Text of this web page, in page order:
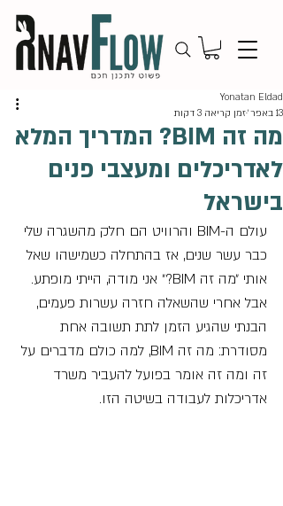
מה זה BIM? המדריך המלא
לאדריכלים ומעצבי פנים
בישראל
Yonatan Eldad
13 באפר׳
זמן קריאה 3 דקות
עולם ה-BIM והרוויט הם חלק מהשגרה שלי
כבר עשר שנים, אז בהתחלה כשמישהו שאל
אותי ״מה זה BIM?״ אני מודה, הייתי מופתע.
אבל אחרי שהשאלה חזרה עשרות פעמים,
הבנתי שהגיע הזמן לתת תשובה אחת
מסודרת: מה זה BIM, למה כולם מדברים על
זה ומה זה אומר בפועל להעביר משרד
אדריכלות לעבודה בשיטה הזו.